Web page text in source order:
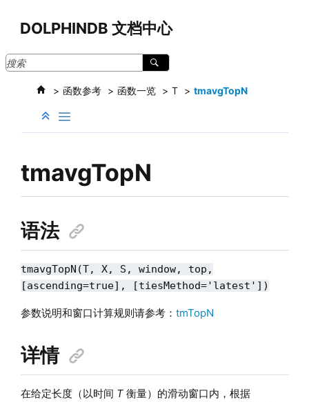
DOLPHINDB 文档中心
函数参考 函数一览 T tmavgTopN
tmavgTopN
语法
tmavgTopN(T, X, S, window, top,
[ascending=true], [tiesMethod='latest'])
参数说明和窗口计算规则请参考： tmTopN
详情
在给定长度（以时间 T衡量）的滑动窗口内，根据